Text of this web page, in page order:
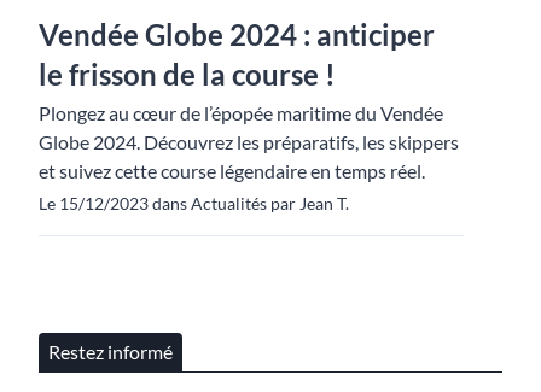
Vendée Globe 2024 : anticiper
le frisson de la course !
Plongez au cœur de l’épopée maritime du Vendée
Globe 2024. Découvrez les préparatifs, les skippers
et suivez cette course légendaire en temps réel.
Le 15/12/2023 dans Actualités par Jean T.
Restez informé